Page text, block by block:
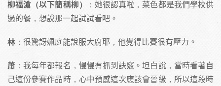
柳福滄（以下簡稱柳）
：她很認真啦，菜色都是我們學校供
過的餐，想說那一起試試看吧。
林 ：很驚訝姵庭能說服大廚耶，他覺得比賽很有壓力。
蕭 ：我每年都報名，慢慢有抓到訣竅。坦白說，當時看著自
己這份參賽作品時，心中預感這次應該會晉級，所以這段時